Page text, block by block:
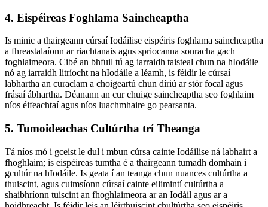
4. Eispéireas Foghlama Saincheaptha
Is minic a thairgeann cúrsaí Iodáilise eispéiris foghlama saincheaptha
a fhreastalaíonn ar riachtanais agus spriocanna sonracha gach
foghlaimeora. Cibé an bhfuil tú ag iarraidh taisteal chun na hIodáile
nó ag iarraidh litríocht na hIodáile a léamh, is féidir le cúrsaí
labhartha an curaclam a choigeartú chun díriú ar stór focal agus
frásaí ábhartha. Déanann an cur chuige saincheaptha seo foghlaim
níos éifeachtaí agus níos luachmhaire go pearsanta.
5. Tumoideachas Cultúrtha trí Theanga
Tá níos mó i gceist le dul i mbun cúrsa cainte Iodáilise ná labhairt a
fhoghlaim; is eispéireas tumtha é a thairgeann tumadh domhain i
gcultúr na hIodáile. Is geata í an teanga chun nuances cultúrtha a
thuiscint, agus cuimsíonn cúrsaí cainte eilimintí cultúrtha a
shaibhríonn tuiscint an fhoghlaimeora ar an Iodáil agus ar a